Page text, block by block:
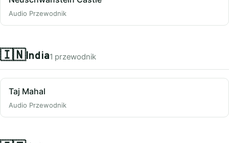
Audio Przewodnik
🇮🇳India1 przewodnik
Taj Mahal
Audio Przewodnik